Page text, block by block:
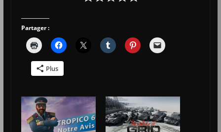
Partager :
Plus